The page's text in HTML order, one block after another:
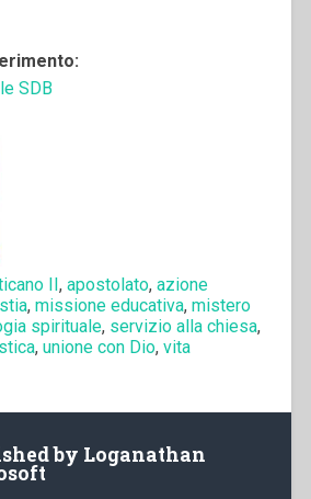
SDB
II, apostolato, azione
, missione educativa, mistero
spirituale, servizio alla chiesa,
, unione con Dio, vita
by Loganathan